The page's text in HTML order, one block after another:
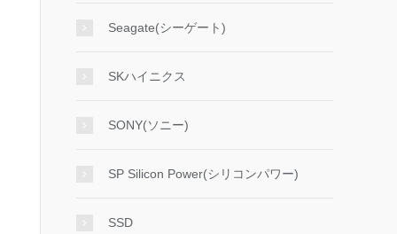
Seagate(シーゲート)
SKハイニクス
SONY(ソニー)
SP Silicon Power(シリコンパワー)
SSD